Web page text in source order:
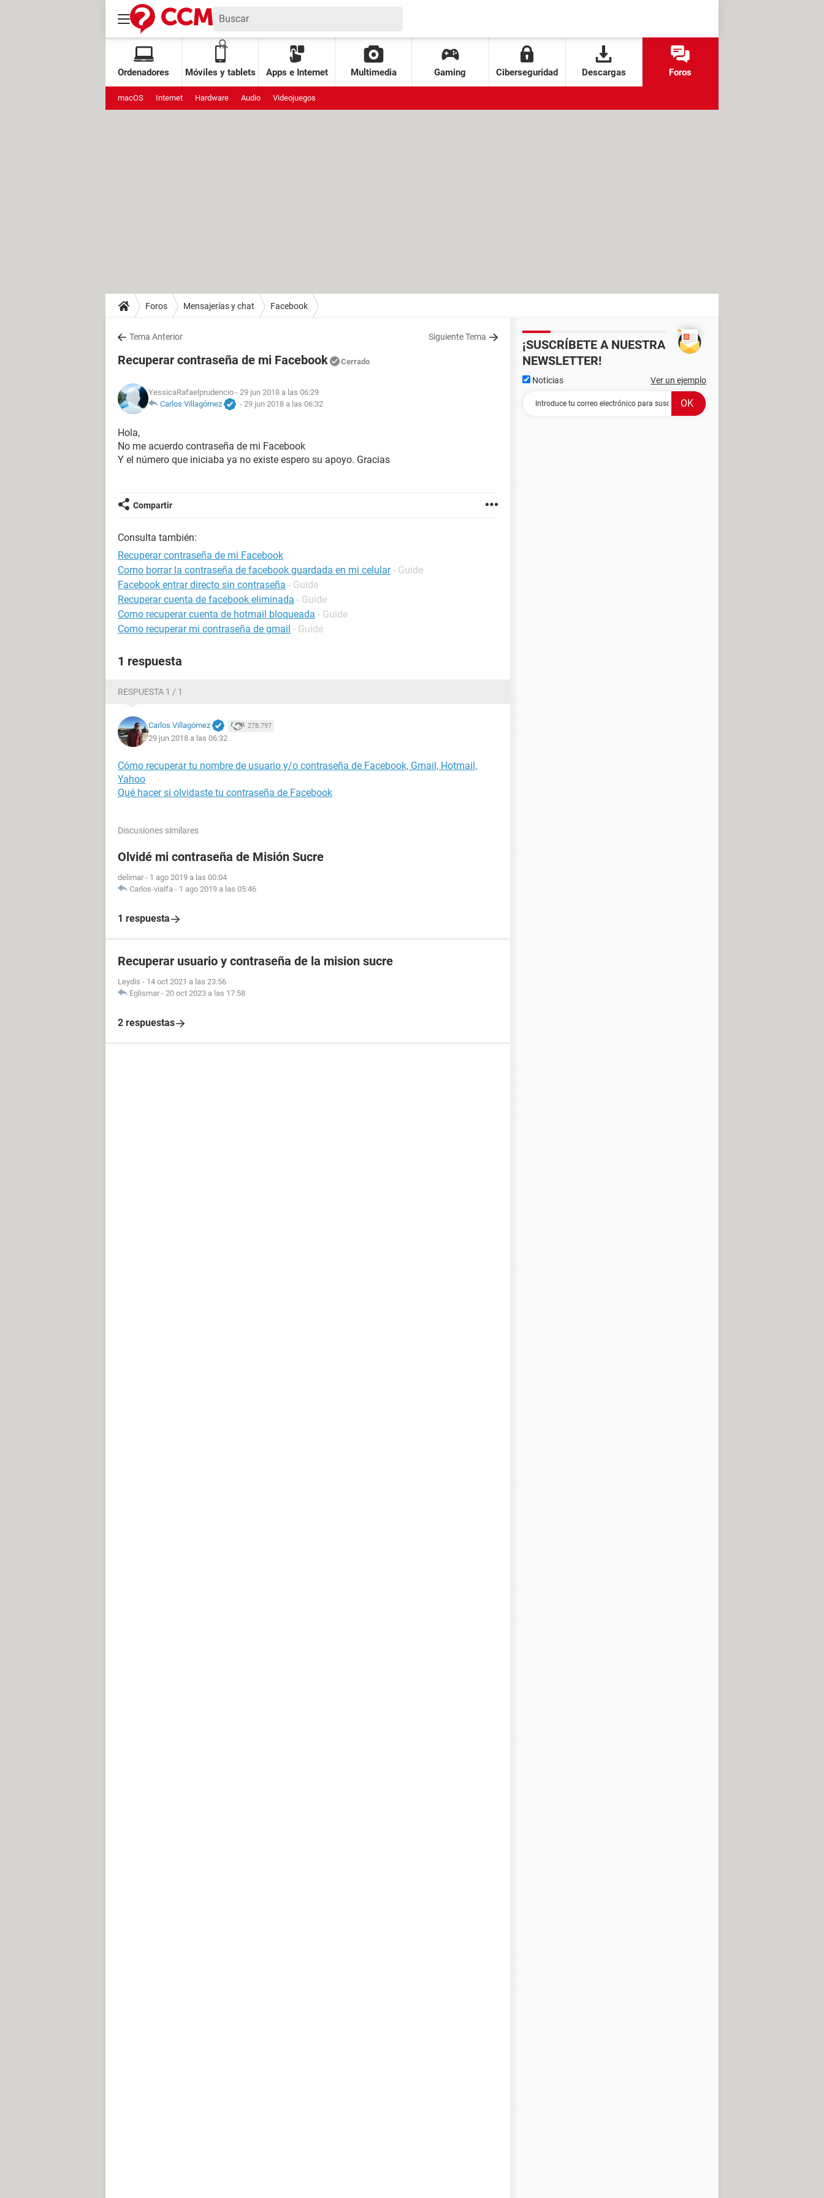
Ordenadores Móviles y tablets Apps e Internet Multimedia Gaming Ciberseguridad Descargas Foros
macOS Internet Hardware Audio Videojuegos
Foros Mensajerías y chat Facebook
Tema Anterior Siguiente Tema
Recuperar contraseña de mi Facebook Cerrado
YessicaRafaelprudencio - 29 jun 2018 a las 06:29
Carlos Villagómez
- 29 jun 2018 a las 06:32
Hola,
No me acuerdo contraseña de mi Facebook
Y el número que iniciaba ya no existe espero su apoyo. Gracias
Compartir
Consulta también:
Recuperar contraseña de mi Facebook
Como borrar la contraseña de facebook guardada en mi celular - Guide
Facebook entrar directo sin contraseña - Guide
Recuperar cuenta de facebook eliminada - Guide
Como recuperar cuenta de hotmail bloqueada - Guide
Como recuperar mi contraseña de gmail - Guide
1 respuesta
RESPUESTA 1 / 1
Carlos Villagómez 278.797
29 jun 2018 a las 06:32
Cómo recuperar tu nombre de usuario y/o contraseña de Facebook, Gmail, Hotmail,
Yahoo
Qué hacer si olvidaste tu contraseña de Facebook
Discusiones similares
Olvidé mi contraseña de Misión Sucre
delimar - 1 ago 2019 a las 00:04
Carlos-vialfa - 1 ago 2019 a las 05:46
1 respuesta
Recuperar usuario y contraseña de la mision sucre
Leydis - 14 oct 2021 a las 23:56
Eglismar - 20 oct 2023 a las 17:58
2 respuestas
¡SUSCRÍBETE A NUESTRA
NEWSLETTER!
Noticias Ver un ejemplo